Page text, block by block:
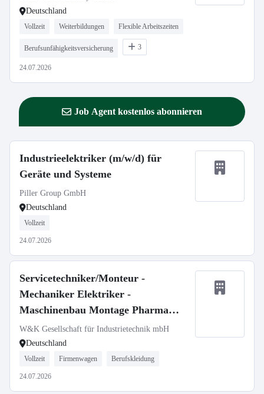
Deutschland
Vollzeit Weiterbildungen Flexible Arbeitszeiten
Berufsunfähigkeitsversicherung 3
24.07.2026
Job Agent kostenlos abonnieren
Industrieelektriker (m/w/d) für
Geräte und Systeme
Piller Group GmbH
Deutschland
Vollzeit
24.07.2026
Servicetechniker/Monteur -
Mechaniker Elektriker -
Maschinenbau Montage Pharma
Medizintechnik (m/w/d)
W&K Gesellschaft für Industrietechnik mbH
Deutschland
Vollzeit Firmenwagen Berufskleidung
24.07.2026